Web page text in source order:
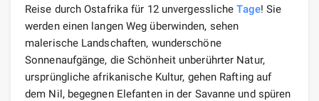
Reise durch Ostafrika für 12 unvergesslicheTage! Sie
werden einen langen Weg überwinden, sehen
malerische Landschaften, wunderschöne
Sonnenaufgänge, die Schönheit unberührter Natur,
ursprüngliche afrikanische Kultur, gehen Rafting auf
dem Nil, begegnen Elefanten in der Savanne und spüren